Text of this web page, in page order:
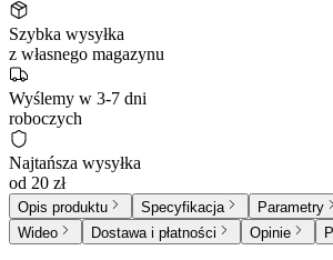
Szybka wysyłka
z własnego magazynu
Wyślemy w 3-7 dni
roboczych
Najtańsza wysyłka
od 20 zł
Opis produktu Specyfikacja Parametry
Wideo
Dostawa i płatności Opinie